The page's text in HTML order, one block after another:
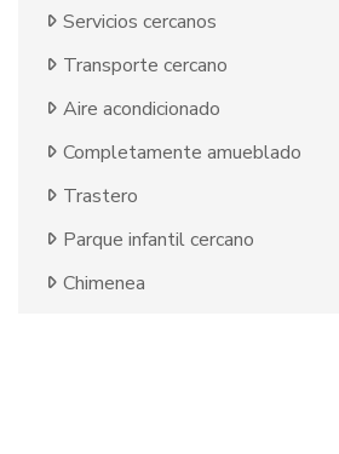
Servicios cercanos
Transporte cercano
Aire acondicionado
Completamente amueblado
Trastero
Parque infantil cercano
Chimenea